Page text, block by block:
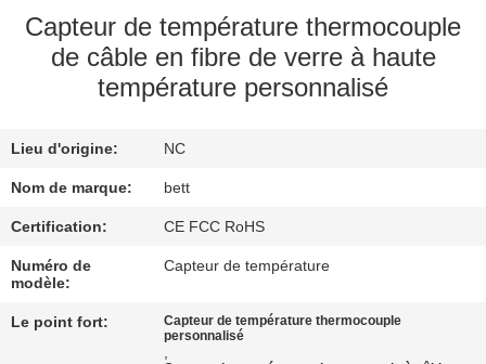
VISITE
D'USINE
DE
QUALITÉ
PLAN
DU
SITE
Capteur de température thermocouple
de câble en fibre de verre à haute
température personnalisé
Lieu d'origine: NC
Nom de marque: bett
Certification: CE FCC RoHS
Numéro de
modèle:
Capteur de température
Le point fort:
Capteur de température thermocouple
personnalisé
,